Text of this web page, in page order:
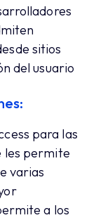
sitios
del usuario
para las
les permite
varias
a los